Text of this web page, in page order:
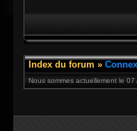
Index du forum »
Nous sommes actuellement le